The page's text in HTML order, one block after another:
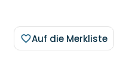
Auf die Merkliste